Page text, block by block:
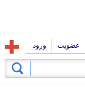
عضویت ورود